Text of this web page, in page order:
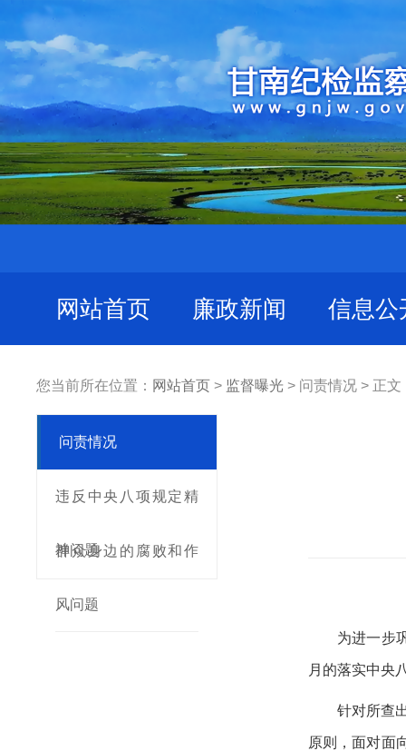
网站首页 廉政新闻 信息公
您当前所在位置： 网站首页 > 监督曝光 > 问责情况 > 正文
问责情况
违反中央八项规定精
神问题
群众身边的腐败和作
风问题
为进一步
月的落实中央
针对所查
原则，面对面